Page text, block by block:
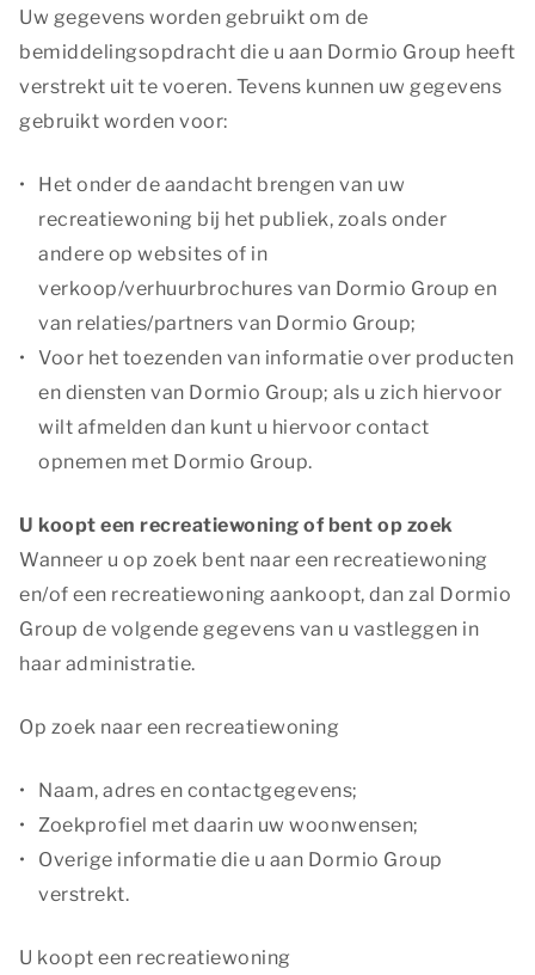
Uw gegevens worden gebruikt om de
bemiddelingsopdracht die u aan Dormio Group heeft
verstrekt uit te voeren. Tevens kunnen uw gegevens
gebruikt worden voor:
Het onder de aandacht brengen van uw
recreatiewoning bij het publiek, zoals onder
andere op websites of in
verkoop/verhuurbrochures van Dormio Group en
van relaties/partners van Dormio Group;
Voor het toezenden van informatie over producten
en diensten van Dormio Group; als u zich hiervoor
wilt afmelden dan kunt u hiervoor contact
opnemen met Dormio Group.
U koopt een recreatiewoning of bent op zoek
Wanneer u op zoek bent naar een recreatiewoning
en/of een recreatiewoning aankoopt, dan zal Dormio
Group de volgende gegevens van u vastleggen in
haar administratie.
Op zoek naar een recreatiewoning
Naam, adres en contactgegevens;
Zoekprofiel met daarin uw woonwensen;
Overige informatie die u aan Dormio Group
verstrekt.
U koopt een recreatiewoning